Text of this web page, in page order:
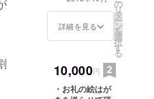
せていただきま
す。
詳細を見る
の
リ
タ
ー
ン
を
選
択
す
る
10,000円
・お礼の絵はが